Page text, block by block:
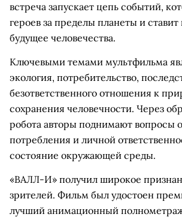
встреча запускает цепь событий,
героев за пределы планеты и ставит
будущее человечества.
Ключевыми темами мультфильма
экология, потребительство,
безответственного отношения к
сохранения человечности. Через
робота авторы поднимают вопросы
потребления и личной
состояние окружающей среды.
«ВАЛЛ-И» получил широкое
зрителей. Фильм был удостоен
лучший анимационный